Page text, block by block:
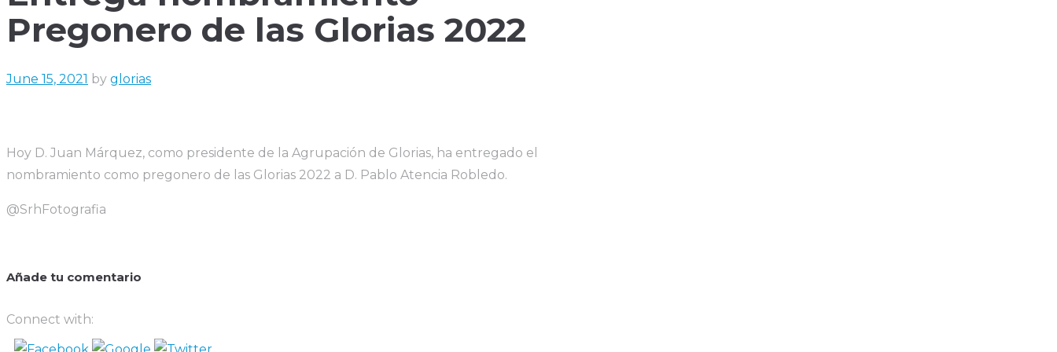
Pregonero de las Glorias 2022
June 15, 2021 by glorias
Hoy D. Juan Márquez, como presidente de la Agrupación de Glorias, ha entregado el
nombramiento como pregonero de las Glorias 2022 a D. Pablo Atencia Robledo.
@SrhFotografia
Añade tu comentario
Connect with: